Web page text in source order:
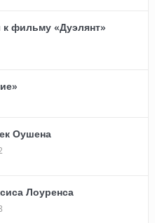
фильму «Дуэлянт»
Оушена
Лоуренса